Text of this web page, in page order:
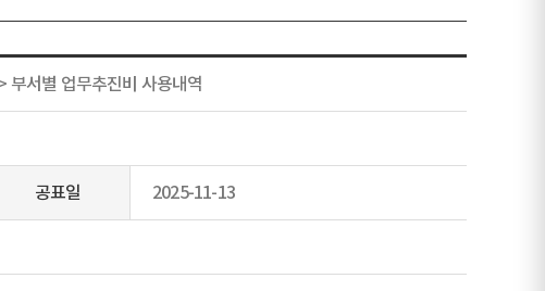
부서별 업무추진비 사용내역
공표일 2025-11-13